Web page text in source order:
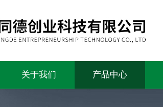
关于我们 产品中心